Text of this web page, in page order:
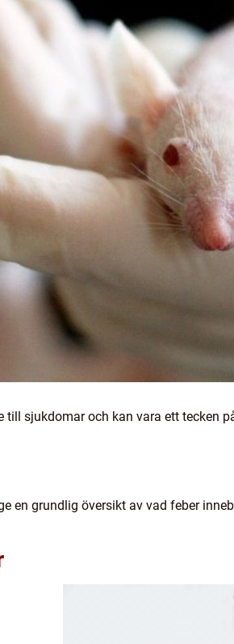
till sjukdomar och kan vara ett tecken
en grundlig översikt av vad feber